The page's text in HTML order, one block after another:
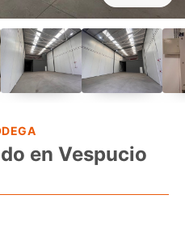
en Vespucio